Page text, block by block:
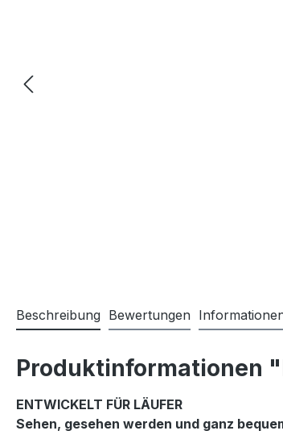
Beschreibung Bewertungen
Produktinformationen
ENTWICKELT FÜR LÄUFER
Sehen, gesehen werden und ganz